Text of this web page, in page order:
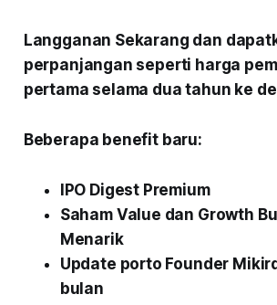
Langganan Sekarang dan
perpanjangan seperti harga
pertama selama dua tahun ke
Beberapa benefit baru:
IPO Digest Premium
Saham Value dan Growth
Menarik
Update porto Founder
bulan